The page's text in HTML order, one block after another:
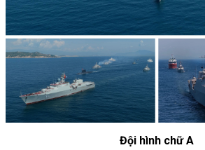
Đội hình chữ A